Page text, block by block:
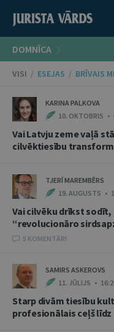
DOMNĪCA
VISI / ESEJAS / BRĪVAIS
KARINA PALKOVA
10. OKTOBRIS •
Vai Latvju zeme vaļā
cilvēktiesību
TJERĪ MAREMBĒRS
19. AUGUSTS •
Vai cilvēku drīkst
“revolucionāro
5 KOMENTĀRI
SAMIRS ASKEROVS
11. JŪLIJS •
Starp divām tiesību
profesionālais ceļš